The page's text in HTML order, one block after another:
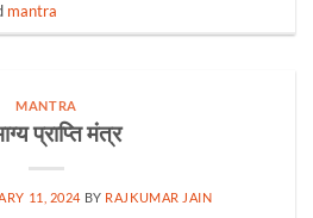
mantra
MANTRA
प्राप्ति मंत्र
11, 2024 BY RAJKUMAR JAIN